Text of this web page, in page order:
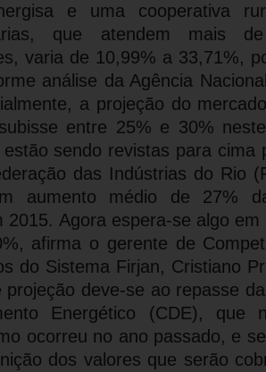
e uma cooperativa
que atendem mais
varia de 10,99% a 33,71%,
análise da Agência
a projeção do
entre 25% e 30%
sendo revistas para cima
das Indústrias do Rio
aumento médio de 27%
2015. Agora espera-se algo
afirma o gerente de
do Sistema Firjan, Cristiano
projeção deve-se ao repasse
Energético (CDE),
ocorreu no ano passado, e
dos valores que serão